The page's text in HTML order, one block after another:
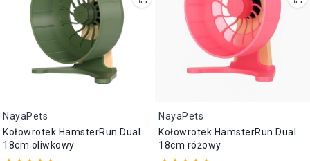
NayaPets
Kołowrotek HamsterRun Dual
18cm oliwkowy
NayaPets
Kołowrotek HamsterRun Dual
18cm różowy